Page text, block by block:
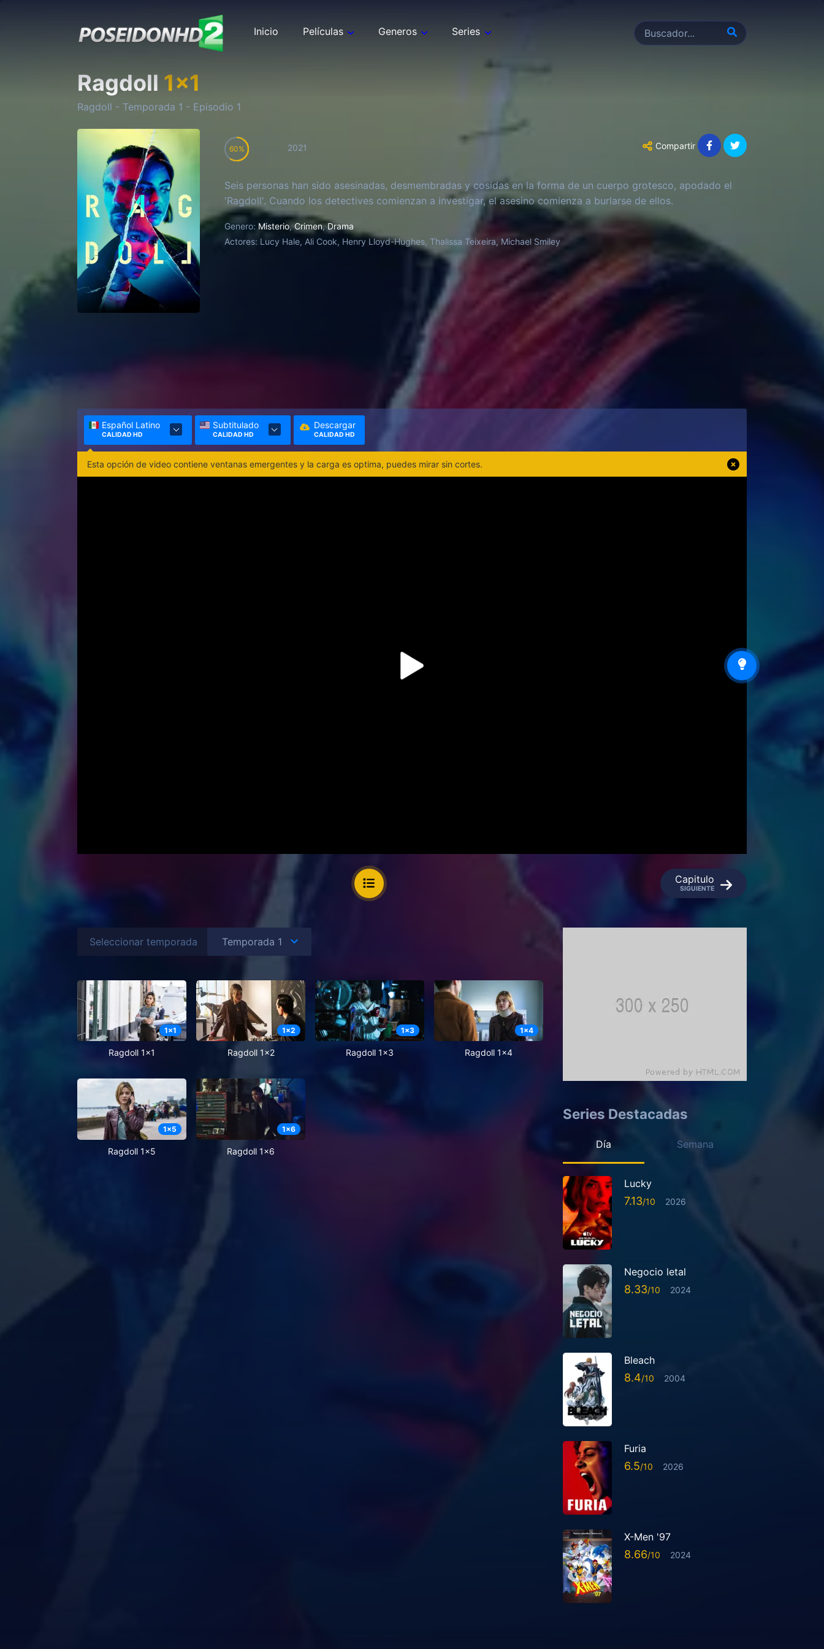
Inicio Películas Generos Series
Ragdoll 1x1
Ragdoll - Temporada 1 - Episodio 1
60 2021 Compartir
Seis personas han sido asesinadas, desmembradas y cosidas en la forma de un cuerpo grotesco, apodado el
'Ragdoll'. Cuando los detectives comienzan a investigar, el asesino comienza a burlarse de ellos.
Genero: Misterio,Crimen,Drama
Actores: Lucy Hale, Ali Cook, Henry Lloyd-Hughes, Thalissa Teixeira, Michael Smiley
Español Latino
CALIDAD HD
Subtitulado
CALIDAD HD
Descargar
CALIDAD HD
Esta opción de video contiene ventanas emergentes y la carga es optima, puedes mirar sin cortes.
Capitulo
SIGUIENTE
Seleccionar temporada
1x1
Ragdoll 1x1
1x2
Ragdoll 1x2
1x3
Ragdoll 1x3
1x4
Ragdoll 1x4
1x5
Ragdoll 1x5
1x6
Ragdoll 1x6
Series Destacadas
Día Semana
Lucky
7.13 2026
Negocio letal
8.33 2024
Bleach
8.4 2004
Furia
6.5 2026
X-Men '97
8.66 2024